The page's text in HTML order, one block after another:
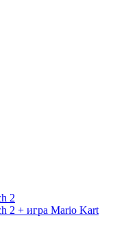
2
2 + игра Mario Kart